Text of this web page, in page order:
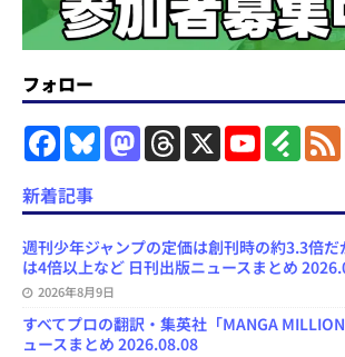
フォロー
F
a
e
b
o
k
B
s
y
M
a
o
o
n
T
h
a
s
X
Y
o
u
e
C
h
n
n
F
e
l
新着記事
週刊少年ジャンプの定価は創刊時の約3.3倍
は4倍以上など 日刊出版ニュースまとめ
2026年8月9日
すべてプロの翻訳・集英社「MANGA
ュースまとめ 2026.08.08